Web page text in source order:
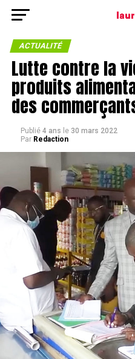
ACTUALITÉ
Lutte contre la
produits
des
Publié 4 ans le 30 mars 2022
Par Redaction